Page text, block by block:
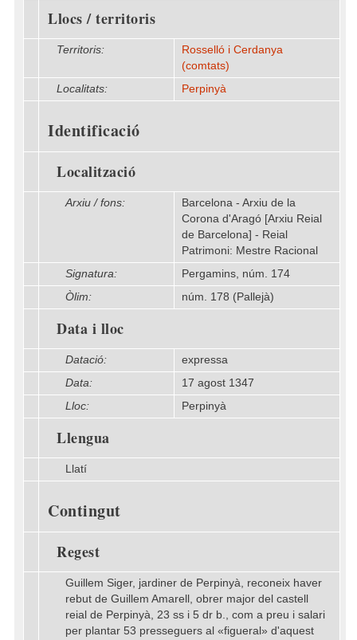
Llocs / territoris
Territoris:
Rosselló i Cerdanya
(comtats)
Localitats:
Perpinyà
Identificació
Localització
Arxiu / fons:
Barcelona - Arxiu de la
Corona d'Aragó [Arxiu Reial
de Barcelona] - Reial
Patrimoni: Mestre Racional
Signatura:
Pergamins, núm. 174
Òlim:
núm. 178 (Pallejà)
Data i lloc
Datació:
expressa
Data:
17 agost 1347
Lloc:
Perpinyà
Llengua
Llatí
Contingut
Regest
Guillem Siger, jardiner de Perpinyà, reconeix haver
rebut de Guillem Amarell, obrer major del castell
reial de Perpinyà, 23 ss i 5 dr b., com a preu i salari
per plantar 53 presseguers al «figueral» d'aquest